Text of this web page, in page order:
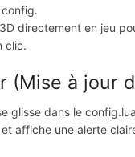
directement en jeu
clic.
(Mise à jour
glisse dans le
affiche une alerte